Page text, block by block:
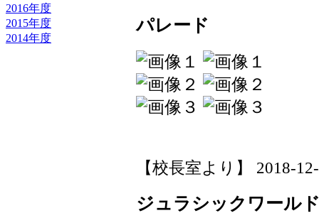
2016年度
2015年度
2014年度
パレード
【校長室より】 2018-
ジュラシックワール